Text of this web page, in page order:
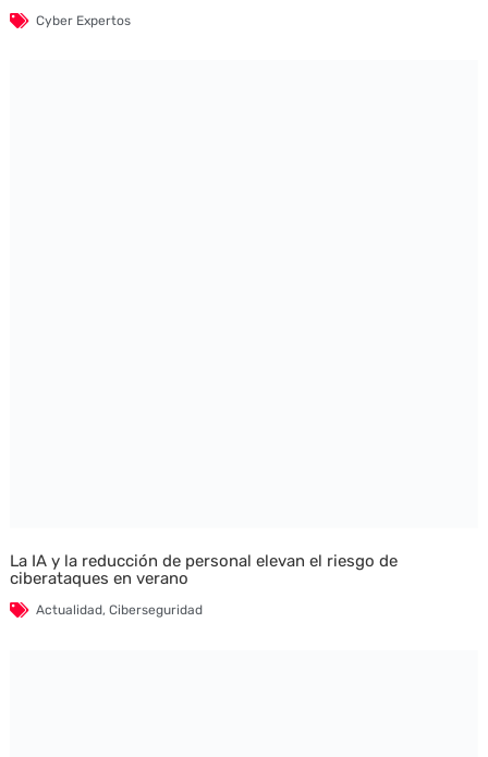
Cyber Expertos
La IA y la reducción de personal elevan el riesgo de
ciberataques en verano
Actualidad, Ciberseguridad